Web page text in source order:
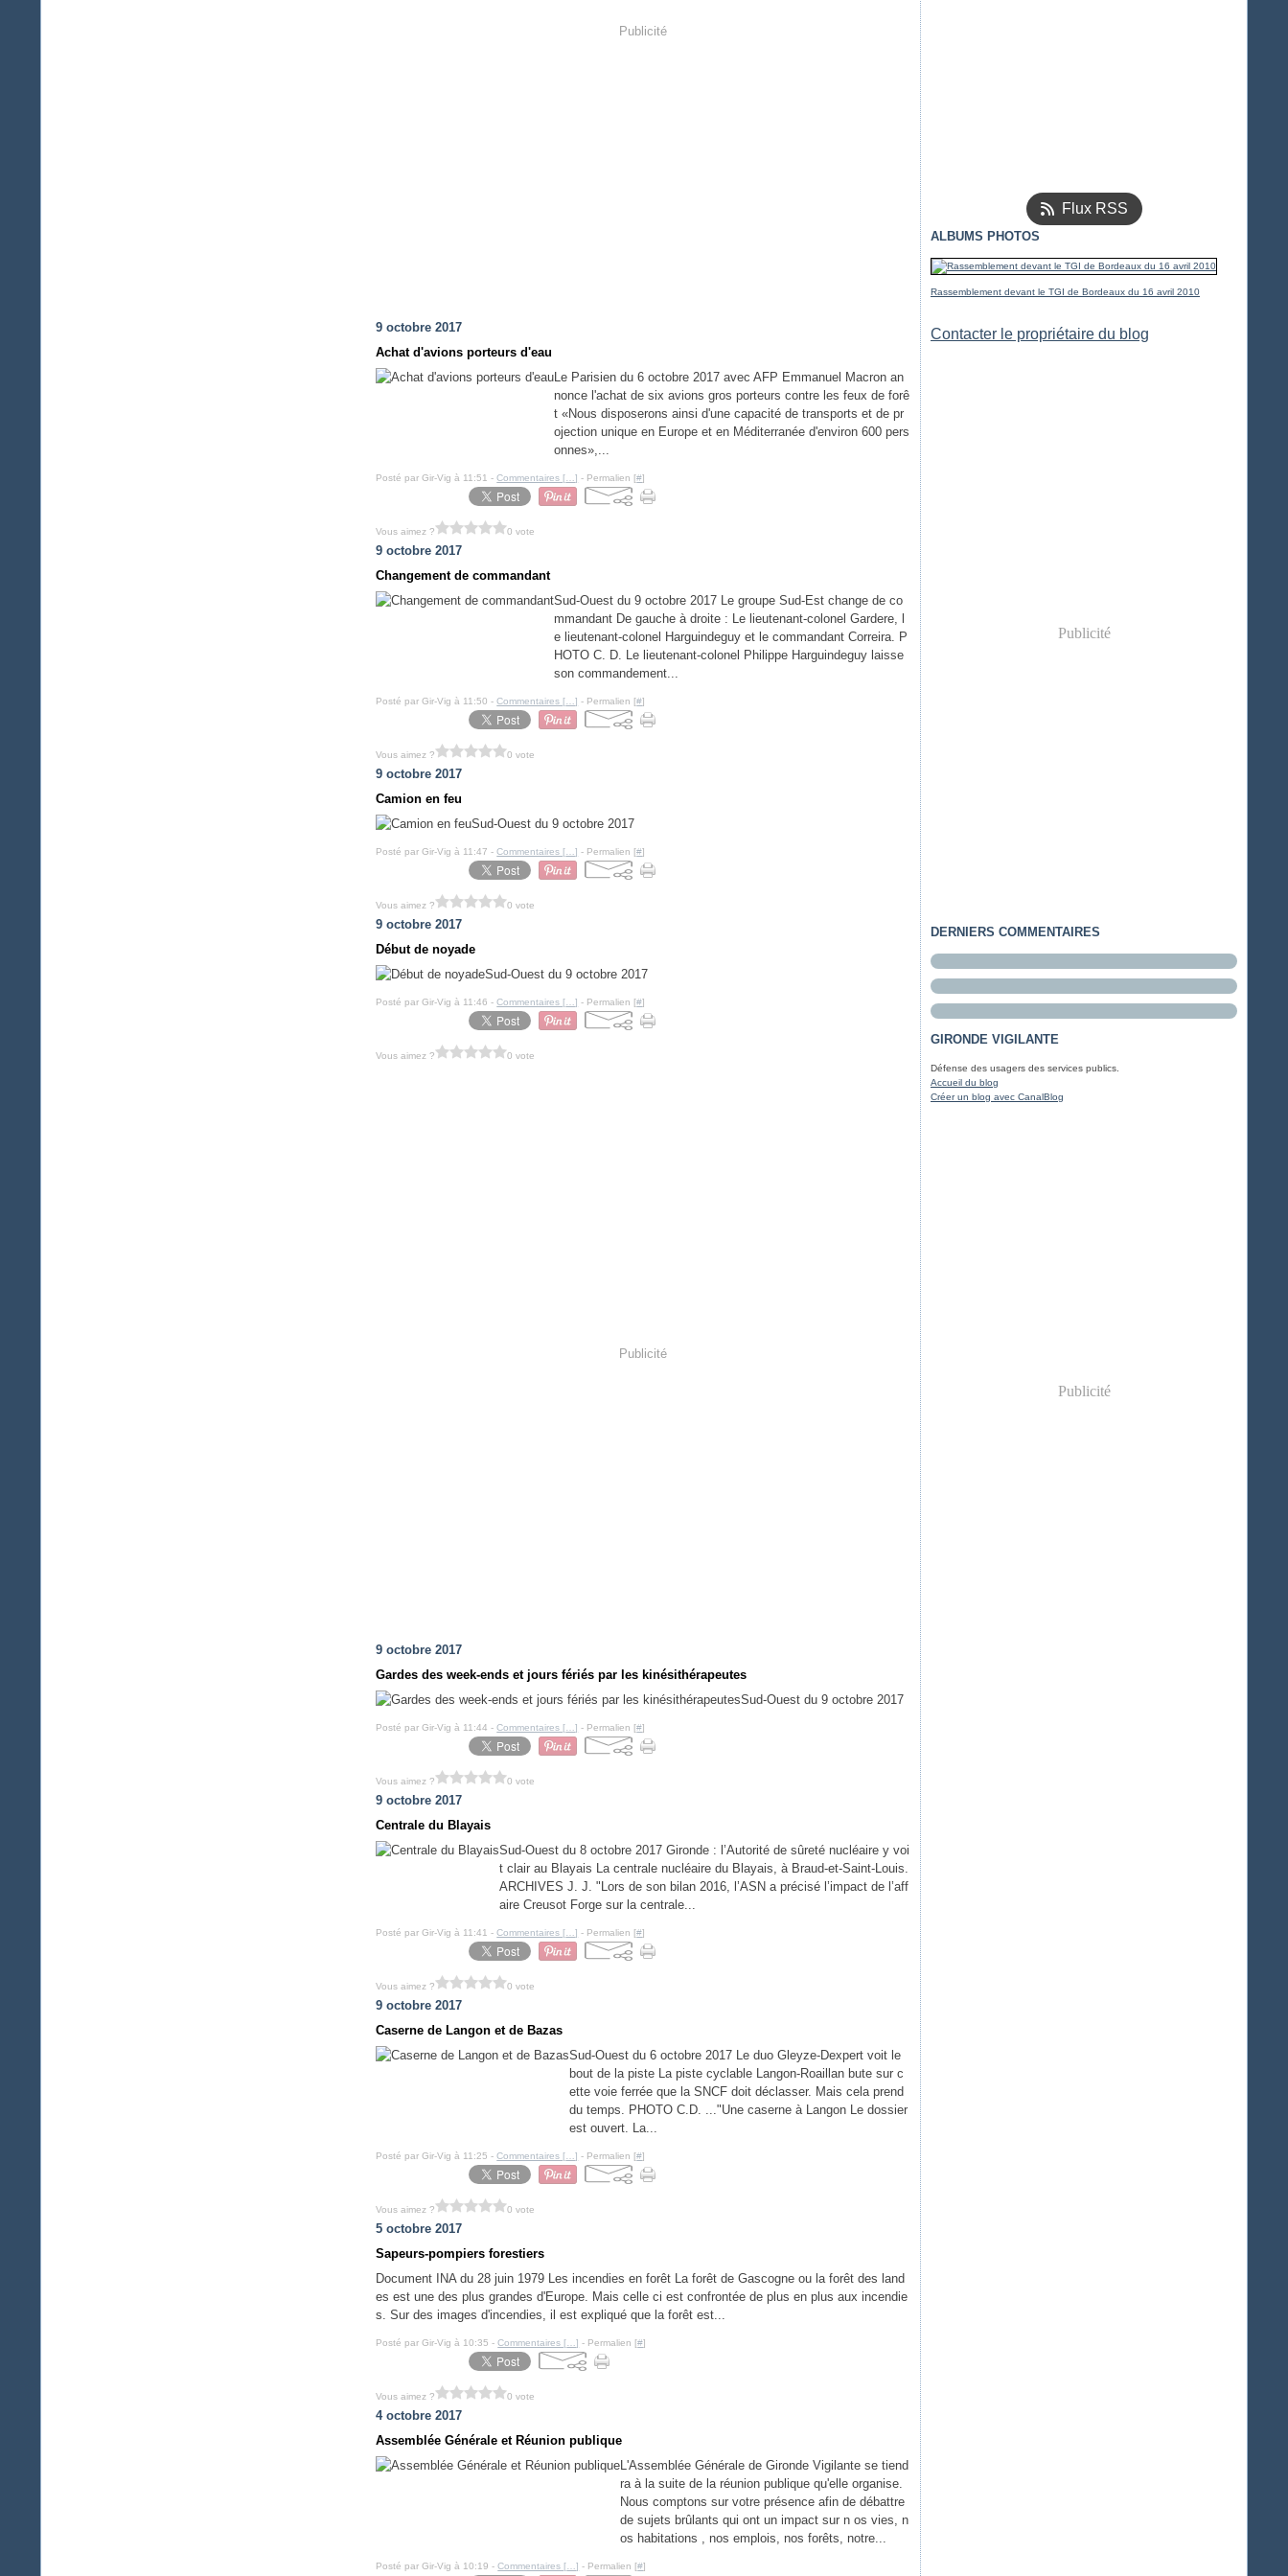
Publicité
9 octobre 2017
Achat d'avions porteurs d'eau
Le Parisien du 6 octobre 2017 avec AFP Emmanuel Macron an
nonce l'achat de six avions gros porteurs contre les feux de forê
t «Nous disposerons ainsi d'une capacité de transports et de pr
ojection unique en Europe et en Méditerranée d'environ 600 pers
onnes»,...
Posté par Gir-Vig à 11:51 -Commentaires [ …] - Permalien [#]
Vous aimez ? 0 vote
9 octobre 2017
Changement de commandant
Sud-Ouest du 9 octobre 2017 Le groupe Sud-Est change de co
mmandant De gauche à droite : Le lieutenant-colonel Gardere, l
e lieutenant-colonel Harguindeguy et le commandant Correira. P
HOTO C. D. Le lieutenant-colonel Philippe Harguindeguy laisse
son commandement...
Posté par Gir-Vig à 11:50 -Commentaires [ …] - Permalien [#]
Vous aimez ? 0 vote
9 octobre 2017
Camion en feu
Sud-Ouest du 9 octobre 2017
Posté par Gir-Vig à 11:47 -Commentaires [ …] - Permalien [#]
Vous aimez ? 0 vote
9 octobre 2017
Début de noyade
Sud-Ouest du 9 octobre 2017
Posté par Gir-Vig à 11:46 -Commentaires [ …] - Permalien [#]
Vous aimez ? 0 vote
Publicité
9 octobre 2017
Gardes des week-ends et jours fériés par les kinésithérapeutes
Sud-Ouest du 9 octobre 2017
Posté par Gir-Vig à 11:44 -Commentaires [ …] - Permalien [#]
Vous aimez ? 0 vote
9 octobre 2017
Centrale du Blayais
Sud-Ouest du 8 octobre 2017 Gironde : l’Autorité de sûreté nucléaire y voi
t clair au Blayais La centrale nucléaire du Blayais, à Braud-et-Saint-Louis.
ARCHIVES J. J. "Lors de son bilan 2016, l’ASN a précisé l’impact de l’aff
aire Creusot Forge sur la centrale...
Posté par Gir-Vig à 11:41 -Commentaires [ …] - Permalien [#]
Vous aimez ? 0 vote
9 octobre 2017
Caserne de Langon et de Bazas
Sud-Ouest du 6 octobre 2017 Le duo Gleyze-Dexpert voit le
bout de la piste La piste cyclable Langon-Roaillan bute sur c
ette voie ferrée que la SNCF doit déclasser. Mais cela prend
du temps. PHOTO C.D. ..."Une caserne à Langon Le dossier
est ouvert. La...
Posté par Gir-Vig à 11:25 -Commentaires [ …] - Permalien [#]
Vous aimez ? 0 vote
5 octobre 2017
Sapeurs-pompiers forestiers
Document INA du 28 juin 1979 Les incendies en forêt La forêt de Gascogne ou la forêt des land
es est une des plus grandes d'Europe. Mais celle ci est confrontée de plus en plus aux incendie
s. Sur des images d'incendies, il est expliqué que la forêt est...
Posté par Gir-Vig à 10:35 -Commentaires [ …] - Permalien [#]
Vous aimez ? 0 vote
4 octobre 2017
Assemblée Générale et Réunion publique
L'Assemblée Générale de Gironde Vigilante se tiend
ra à la suite de la réunion publique qu'elle organise.
Nous comptons sur votre présence afin de débattre
de sujets brûlants qui ont un impact sur n os vies, n
os habitations , nos emplois, nos forêts, notre...
Posté par Gir-Vig à 10:19 -Commentaires [ …] - Permalien [#]
Flux RSS
ALBUMS PHOTOS
Rassemblement devant le TGI de Bordeaux du 16 avril 2010
Contacter le propriétaire du blog
Publicité
DERNIERS COMMENTAIRES
GIRONDE VIGILANTE
Défense des usagers des services publics.
Accueil du blog
Créer un blog avec CanalBlog
Publicité